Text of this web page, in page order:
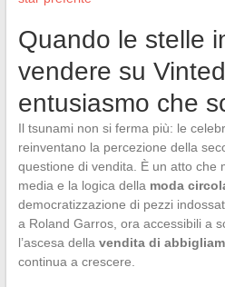
Quando le stelle
vendere su
entusiasmo che
Il tsunami non si ferma più: le
reinventano la percezione della
questione di vendita. È un atto che
media e la logica della moda
democratizzazione di pezzi
a Roland Garros, ora accessibili a
l’ascesa della vendita di
continua a crescere.